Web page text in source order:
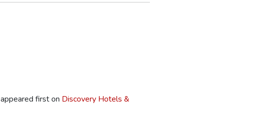
appeared first on Discovery Hotels &